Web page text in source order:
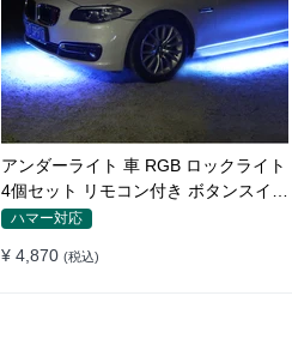
アンダーライト 車 RGB ロックライト
4個セット リモコン付き ボタンスイッ
チ付き 多機能 車外装飾 車のシャーシ
ハマー対応
¥ 4,870 (税込)